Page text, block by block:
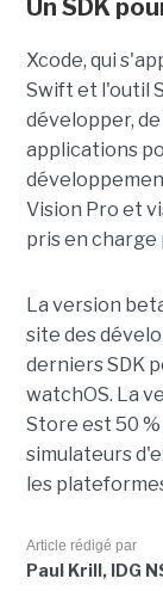
Un SDK
Xcode, qui
Swift et l'outil
développer,
applications
Vision Pro et
pris en charge
La version
site des
derniers SDK
watchOS. La
Store est 50
simulateurs
les
Article rédigé par
Paul Krill, IDG